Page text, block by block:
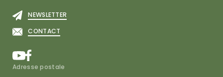
NEWSLETTER
CONTACT
Adresse postale